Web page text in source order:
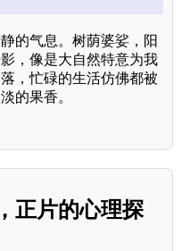
的气息。树荫婆娑，阳
，像是大自然特意为我
，忙碌的生活仿佛都被
的果香。
正片的心理探